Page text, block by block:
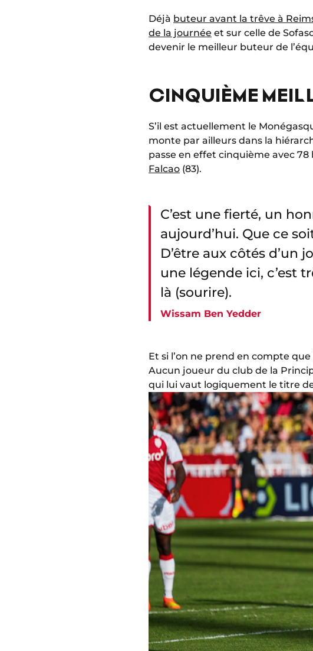
Déjà buteur avant la trêve à
de la journée et sur celle de
devenir le meilleur buteur de
CINQUIÈME
S’il est actuellement le
monte par ailleurs dans la
passe en effet cinquième avec 78
Falcao (83).
C’est une fierté, un
aujourd’hui. Que ce
D’être aux côtés
une légende ici, c’est
là (sourire).
Wissam Ben Yedder
Et si l’on ne prend en compte
Aucun joueur du club de la
qui lui vaut logiquement le titre de